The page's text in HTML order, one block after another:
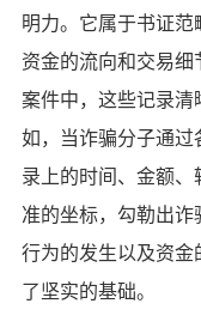
明力。它属于书证
资金的流向和交易
案件中，这些记录
如，当诈骗分子通
录上的时间、金额
准的坐标，勾勒出
行为的发生以及资
了坚实的基础。